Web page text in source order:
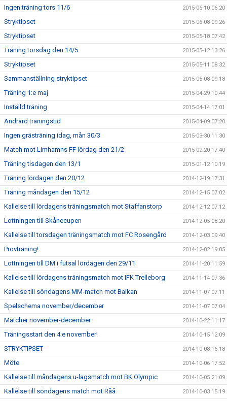
Ingen träning tors 11/6 2015-06-10 06:20
Stryktipset 2015-06-08 09:26
Stryktipset 2015-05-18 07:42
Träning torsdag den 14/5 2015-05-12 13:26
Stryktipset 2015-05-11 08:32
Sammanställning stryktipset 2015-05-08 09:18
Träning 1:e maj 2015-04-29 10:44
Inställd träning 2015-04-14 17:01
Ändrard träningstid 2015-04-09 07:20
Ingen grästräning idag, mån 30/3 2015-03-30 11:30
Match mot Limhamns FF lördag den 21/2 2015-02-20 17:40
Träning tisdagen den 13/1 2015-01-12 10:19
Träning lördagen den 20/12 2014-12-19 17:31
Träning måndagen den 15/12 2014-12-15 07:02
Kallelse till lördagens träningsmatch mot Staffanstorp 2014-12-12 07:12
Lottningen till Skånecupen 2014-12-05 08:20
Kallelse till torsdagen träningsmatch mot FC Rosengård 2014-12-03 09:40
Provträning! 2014-12-02 19:05
Lottningen till DM i futsal lördagen den 29/11 2014-11-20 11:59
Kallelse till lördagens träningsmatch mot IFK Trelleborg 2014-11-14 07:36
Kallelse till söndagens MM-match mot Balkan 2014-11-07 07:11
Spelschema november/december 2014-11-07 07:04
Matcher november-december 2014-10-22 11:17
Träningsstart den 4:e november! 2014-10-15 12:09
STRYKTIPSET 2014-10-08 16:18
Möte 2014-10-06 17:52
Kallelse till måndagens u-lagsmatch mot BK Olympic 2014-10-05 21:09
Kallelse till söndagens match mot Råå 2014-10-03 15:19